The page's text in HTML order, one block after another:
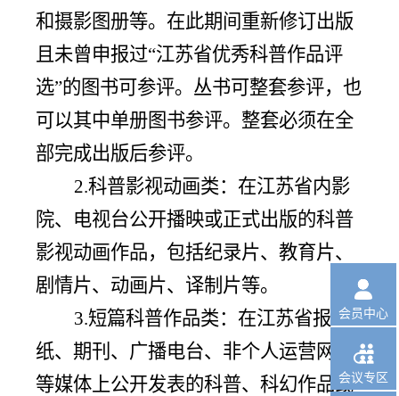
和摄影图册等。在此期间重新修订出版
且未曾申报过“江苏省优秀科普作品评
选”的图书可参评。丛书可整套参评，也
可以其中单册图书参评。整套必须在全
部完成出版后参评。
2.科普影视动画类：在江苏省内影
院、电视台公开播映或正式出版的科普
影视动画作品，包括纪录片、教育片、
剧情片、动画片、译制片等。
3.短篇科普作品类：在江苏省报
纸、期刊、广播电台、非个人运营网络
等媒体上公开发表的科普、科幻作品或

会员中心

会议专区